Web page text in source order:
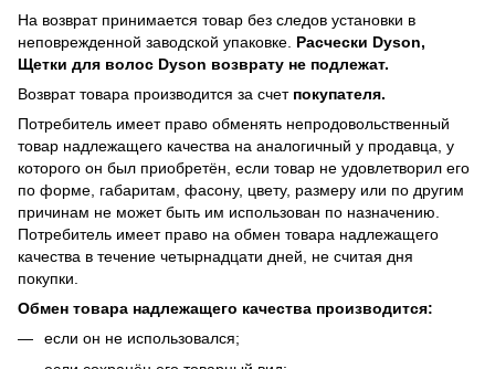
На возврат принимается товар без следов установки в
неповрежденной заводской упаковке. Расчески Dyson,
Щетки для волос Dyson возврату не подлежат.
Возврат товара производится за счет покупателя.
Потребитель имеет право обменять непродовольственный
товар надлежащего качества на аналогичный у продавца, у
которого он был приобретён, если товар не удовлетворил его
по форме, габаритам, фасону, цвету, размеру или по другим
причинам не может быть им использован по назначению.
Потребитель имеет право на обмен товара надлежащего
качества в течение четырнадцати дней, не считая дня
покупки.
Обмен товара надлежащего качества производится:
если он не использовался;